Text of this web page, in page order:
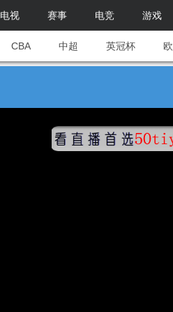
电视 赛事 电竞 游戏
CBA 中超 英冠杯